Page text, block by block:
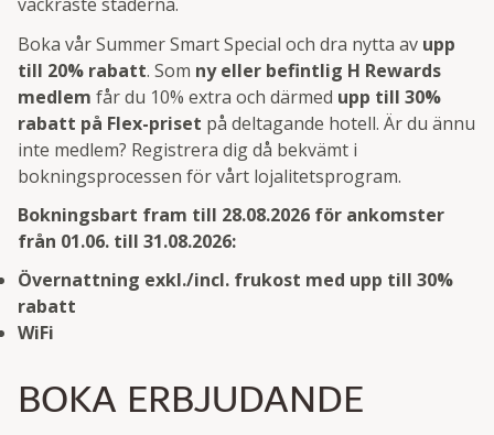
vackraste städerna.
Boka vår Summer Smart Special och dra nytta av upp
till 20% rabatt. Som ny eller befintlig H Rewards
medlem får du 10% extra och därmed upp till 30%
rabatt på Flex-priset på deltagande hotell. Är du ännu
inte medlem? Registrera dig då bekvämt i
bokningsprocessen för vårt lojalitetsprogram.
Bokningsbart fram till 28.08.2026 för ankomster
från 01.06. till 31.08.2026:
Övernattning exkl./incl. frukost med upp till 30%
rabatt
WiFi
BOKA ERBJUDANDE